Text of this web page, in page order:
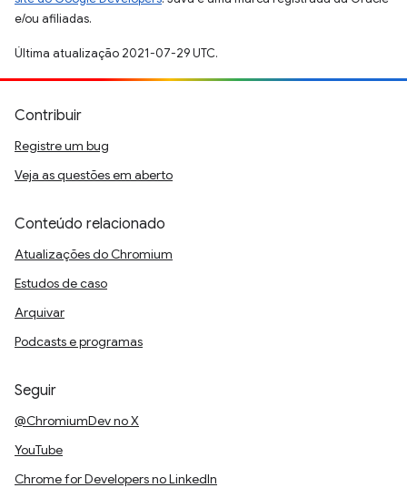
e/ou afiliadas.
Última atualização 2021-07-29 UTC.
Contribuir
Registre um bug
Veja as questões em aberto
Conteúdo relacionado
Atualizações do Chromium
Estudos de caso
Arquivar
Podcasts e programas
Seguir
@ChromiumDev no X
YouTube
Chrome for Developers no LinkedIn